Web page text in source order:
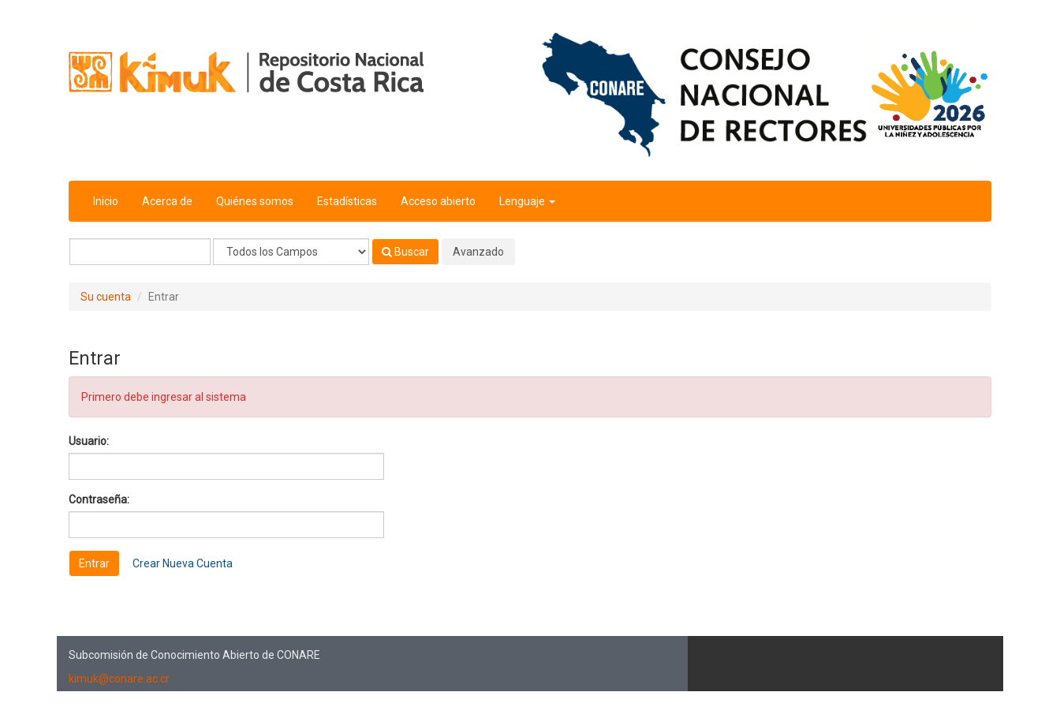
Inicio Acerca de Quiénes somos Estadísticas Acceso abierto Lenguaje
Buscar Avanzado
Su cuenta Entrar
Entrar
Primero debe ingresar al sistema
Usuario:
Contraseña:
Crear Nueva Cuenta
Subcomisión de Conocimiento Abierto de CONARE
kimuk@conare.ac.cr